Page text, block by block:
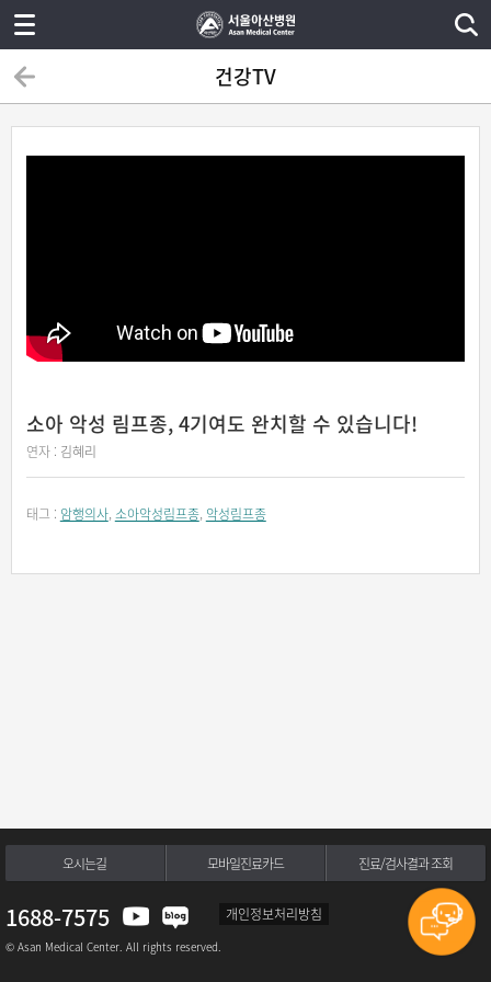
건강TV
소아 악성 림프종, 4기여도 완치할 수 있습니다!
연자 : 김혜리
태그 : 암행의사, 소아악성림프종, 악성림프종
오시는길 모바일진료카드 진료/검사결과 조회
1688-7575 개인정보처리방침
© Asan Medical Center. All rights reserved.